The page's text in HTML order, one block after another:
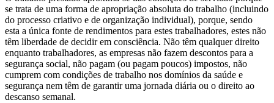
se trata de uma forma de apropriação absoluta do trabalho (incluindo
do processo criativo e de organização individual), porque, sendo
esta a única fonte de rendimentos para estes trabalhadores, estes não
têm liberdade de decidir em consciência. Não têm qualquer direito
enquanto trabalhadores, as empresas não fazem descontos para a
segurança social, não pagam (ou pagam poucos) impostos, não
cumprem com condições de trabalho nos domínios da saúde e
segurança nem têm de garantir uma jornada diária ou o direito ao
descanso semanal.